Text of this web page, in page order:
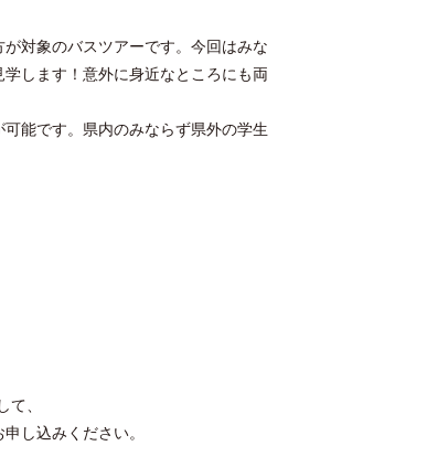
対象のバスツアーです。今回はみな
します！意外に身近なところにも両
能です。県内のみならず県外の学生
、
し込みください。